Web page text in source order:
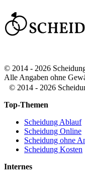
© 2014 - 2026
Alle Angaben ohne
© 2014 - 2026
Top-Themen
Scheidung Ablauf
Scheidung Online
Scheidung ohne
Scheidung Kosten
Internes